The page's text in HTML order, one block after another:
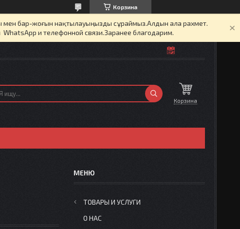
Корзина
мен бар-жоғын нақтылауыңызды сұраймыз.Алдын ала рахмет.
и телефонной связи.Заранее благодарим.
Корзина
ТОВАРЫ И УСЛУГИ
О НАС